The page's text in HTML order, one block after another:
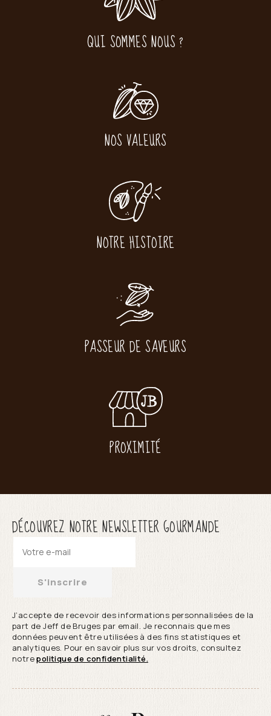
QUI SOMMES NOUS ?
NOS VALEURS
NOTRE HISTOIRE
PASSEUR DE SAVEURS
PROXIMITÉ
DÉCOUVREZ NOTRE NEWSLETTER GOURMANDE
S'inscrire
J’accepte de recevoir des informations personnalisées de la
part de Jeff de Bruges par email. Je reconnais que mes
données peuvent être utilisées à des fins statistiques et
analytiques. Pour en savoir plus sur vos droits, consultez
notrepolitique de confidentialité.